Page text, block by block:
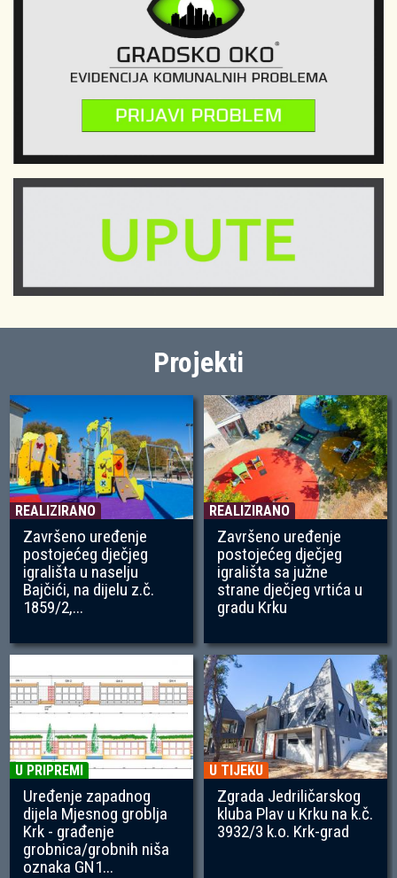
Projekti
REALIZIRANO
Završeno uređenje
postojećeg dječjeg
igrališta u naselju
Bajčići, na dijelu z.č.
1859/2,...
REALIZIRANO
Završeno uređenje
postojećeg dječjeg
igrališta sa južne
strane dječjeg vrtića u
gradu Krku
U PRIPREMI
Uređenje zapadnog
dijela Mjesnog groblja
Krk - građenje
grobnica/grobnih niša
oznaka GN1...
U TIJEKU
Zgrada Jedriličarskog
kluba Plav u Krku na k.č.
3932/3 k.o. Krk-grad